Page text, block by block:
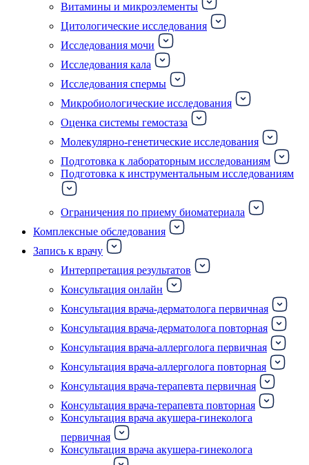
Витамины и микроэлементы
Цитологические исследования
Исследования мочи
Исследования кала
Исследования спермы
Микробиологические исследования
Оценка системы гемостаза
Молекулярно-генетические исследования
Подготовка к лабораторным исследованиям
Подготовка к инструментальным исследованиям
Ограничения по приему биоматериала
Комплексные обследования
Запись к врачу
Интерпретация результатов
Консультация онлайн
Консультация врача-дерматолога первичная
Консультация врача-дерматолога повторная
Консультация врача-аллерголога первичная
Консультация врача-аллерголога повторная
Консультация врача-терапевта первичная
Консультация врача-терапевта повторная
Консультация врача акушера-гинеколога
первичная
Консультация врача акушера-гинеколога